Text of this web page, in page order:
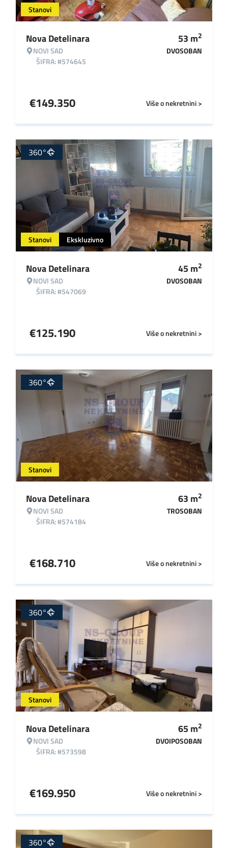
Stanovi
Nova Detelinara
NOVI SAD
ŠIFRA: #574645
53 m2
DVOSOBAN
Više o nekretnini >
€149.350
Stanovi Ekskluzivno
360°
Nova Detelinara
NOVI SAD
ŠIFRA: #547069
45m2
DVOSOBAN
Više o nekretnini >
€125.190
Stanovi
360°
Nova Detelinara
NOVI SAD
ŠIFRA: #574184
63 m2
TROSOBAN
Više o nekretnini >
€168.710
Stanovi
360°
Nova Detelinara
NOVI SAD
ŠIFRA: #573598
65m2
DVOIPOSOBAN
Više o nekretnini >
€169.950
360°